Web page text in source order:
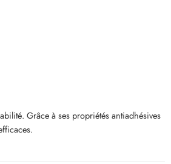
Grâce à ses propriétés antiadhésives